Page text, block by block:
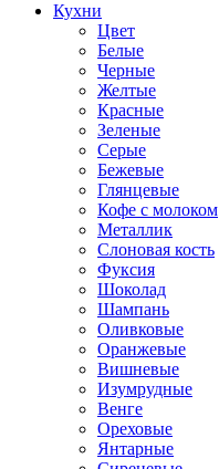
Кухни
Цвет
Белые
Черные
Желтые
Красные
Зеленые
Серые
Бежевые
Глянцевые
Кофе с молоком
Металлик
Слоновая кость
Фуксия
Шоколад
Шампань
Оливковые
Оранжевые
Вишневые
Изумрудные
Венге
Ореховые
Янтарные